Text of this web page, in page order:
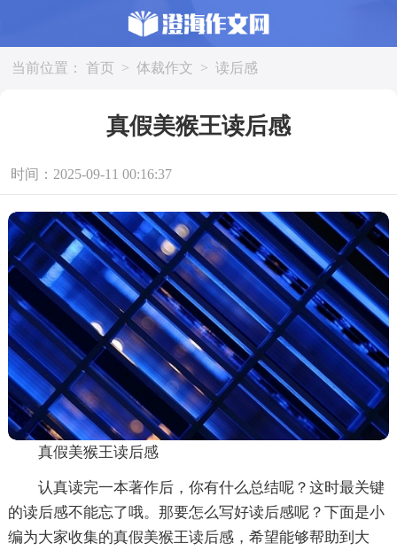
当前位置： 首页 > 体裁作文 > 读后感
真假美猴王读后感
时间：2025-09-11 00:16:37
真假美猴王读后感
认真读完一本著作后，你有什么总结呢？这时最关键
的读后感不能忘了哦。那要怎么写好读后感呢？下面是小
编为大家收集的真假美猴王读后感，希望能够帮助到大